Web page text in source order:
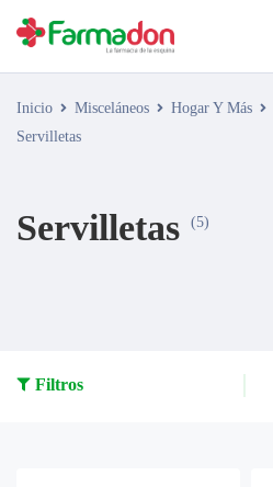
Inicio Misceláneos Hogar Y Más
Servilletas
Servilletas (5)
Filtros